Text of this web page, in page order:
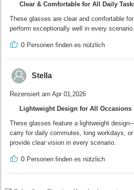
Clear & Comfortable for All Daily
These glasses are clear and comfortable
perform exceptionally well in every scenario.
0 Personen finden es nützlich
Stella
Rezensiert am Apr 01,2026
Lightweight Design for All Occasions
These glasses feature a lightweight
carry for daily commutes, long workdays,
provide clear vision in every scenario.
0 Personen finden es nützlich